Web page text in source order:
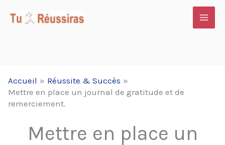
Accueil
Réussite & Succès
Mettre en place un journal de gratitude et de
remerciement.
Mettre en place un